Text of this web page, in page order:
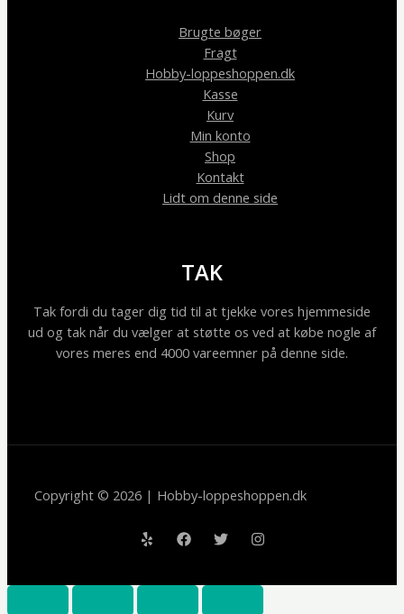
Brugte bøger
Fragt
Hobby-loppeshoppen.dk
Kasse
Kurv
Min konto
Shop
Kontakt
Lidt om denne side
TAK
Tak fordi du tager dig tid til at tjekke vores hjemmeside
ud og tak når du vælger at støtte os ved at købe nogle af
vores meres end 4000 vareemner på denne side.
Copyright © 2026 | Hobby-loppeshoppen.dk